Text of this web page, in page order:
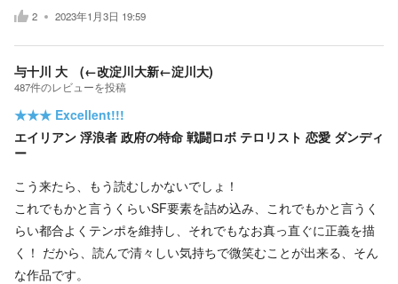
2 2023年1月3日 19:59
与十川 大 (←改淀川大新←淀川大)
487件のレビューを投稿
★★★ Excellent!!!
エイリアン 浮浪者 政府の特命 戦闘ロボ テロリスト 恋愛 ダンディ
ー
こう来たら、もう読むしかないでしょ！
これでもかと言うくらいSF要素を詰め込み、これでもかと言うく
らい都合よくテンポを維持し、それでもなお真っ直ぐに正義を描
く！ だから、読んで清々しい気持ちで微笑むことが出来る、そん
な作品です。